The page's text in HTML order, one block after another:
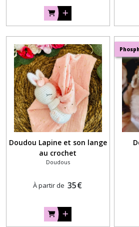
Doudou Lapine et son lange
au crochet
Doudous
À partir de 35€